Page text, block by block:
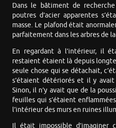
Dans le bâtiment de
poutres d’acier apparentes
masse. Le plafond était
parfaitement dans les arbres de
En regardant à l’intérieur, il
restaient étaient là depuis
seule chose qui se détachait,
s’étaient détériorés et il y
Sinon, il n’y avait que de la
feuilles qui s’étaient
l’intérieur des murs en ruines
Il était impossible d’imaginer